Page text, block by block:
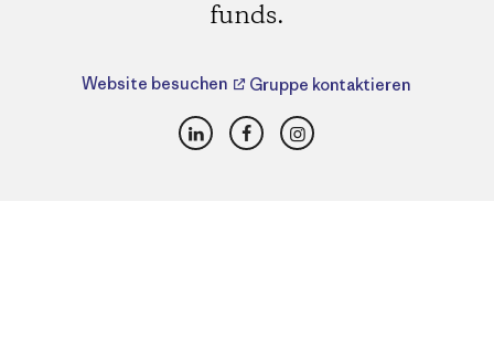
funds.
Website besuchen Gruppe kontaktieren
LinkedInFacebookInstagram